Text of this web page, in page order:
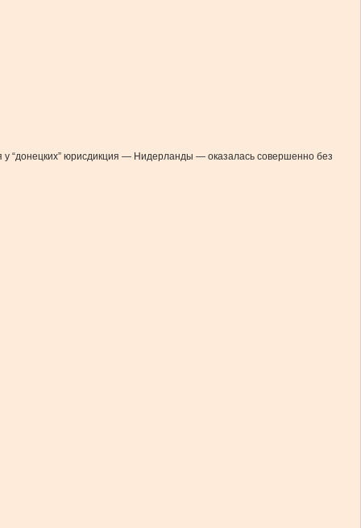
у “донецких” юрисдикция — Нидерланды — оказалась совершенно без